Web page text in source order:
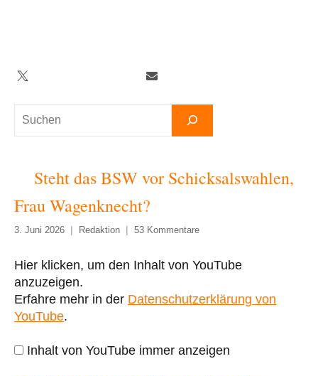
Suchen
Twitter TelegramNewsletter
Steht das BSW vor Schicksalswahlen,
Frau Wagenknecht?
3. Juni 2026 Redaktion 53 Kommentare
„Steht
das
BSW
vor
Frau
Hier klicken, um den Inhalt von YouTube
anzuzeigen.
Erfahre mehr in der Datenschutzerklärung von
YouTube.
Inhalt von YouTube immer anzeigen